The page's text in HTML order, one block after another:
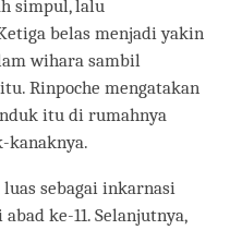
simpul, lalu
belas menjadi yakin
wihara sambil
Rinpoche mengatakan
itu di rumahnya
kanaknya.
sebagai inkarnasi
ke-11. Selanjutnya,